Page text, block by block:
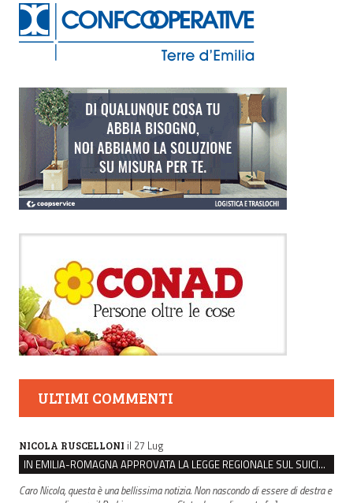
ULTIMI COMMENTI
NICOLA RUSCELLONI il 27 Lug
IN EMILIA-ROMAGNA APPROVATA LA LEGGE REGIONALE SUL SUICIDIO MEDICALMENTE ASSISTITO
Caro Nicola, questa è una bellissima notizia. Non nascondo di essere di destra e